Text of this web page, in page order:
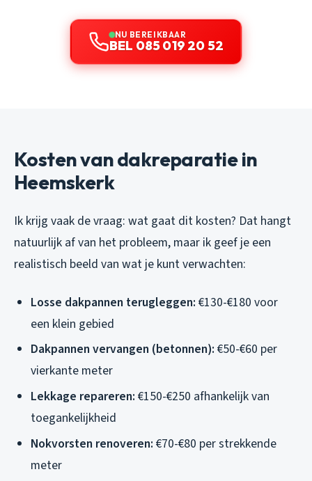
NU BEREIKBAAR
BEL 085 019 20 52
Kosten van dakreparatie in
Heemskerk
Ik krijg vaak de vraag: wat gaat dit kosten? Dat hangt
natuurlijk af van het probleem, maar ik geef je een
realistisch beeld van wat je kunt verwachten:
Losse dakpannen terugleggen: €130-€180 voor
een klein gebied
Dakpannen vervangen (betonnen): €50-€60 per
vierkante meter
Lekkage repareren: €150-€250 afhankelijk van
toegankelijkheid
Nokvorsten renoveren: €70-€80 per strekkende
meter